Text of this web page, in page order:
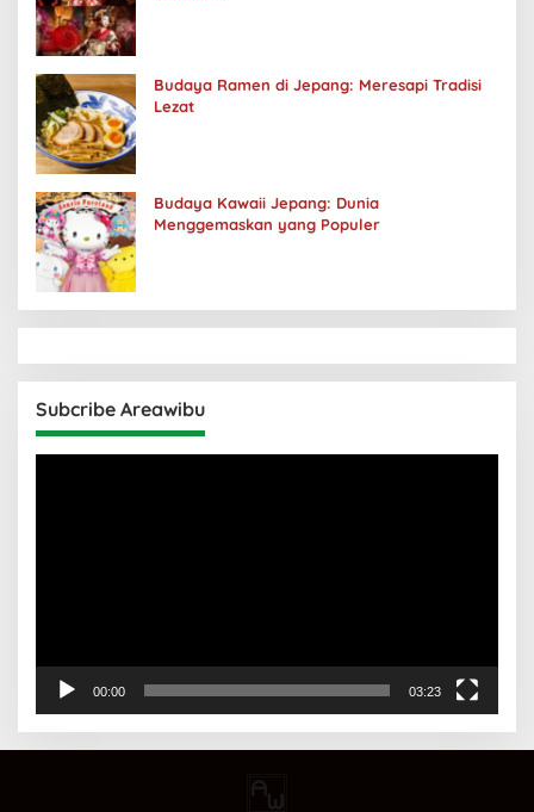
Budaya Ramen di Jepang: Meresapi Tradisi
Lezat
Budaya Kawaii Jepang: Dunia
Menggemaskan yang Populer
Subcribe Areawibu
00:00 03:23